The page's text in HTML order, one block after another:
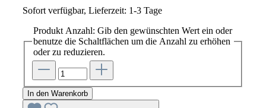
Sofort verfügbar, Lieferzeit: 1-3 Tage
Produkt Anzahl: Gib den gewünschten Wert ein oder
benutze die Schaltflächen um die Anzahl zu erhöhen
oder zu reduzieren.
In den Warenkorb